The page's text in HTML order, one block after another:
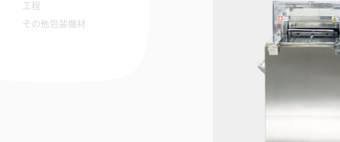
工程
その他包装機材